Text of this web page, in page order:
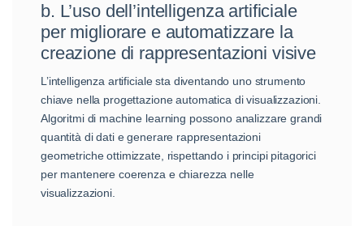
b. L’uso dell’intelligenza artificiale
per migliorare e automatizzare la
creazione di rappresentazioni visive
L’intelligenza artificiale sta diventando uno strumento
chiave nella progettazione automatica di visualizzazioni.
Algoritmi di machine learning possono analizzare grandi
quantità di dati e generare rappresentazioni
geometriche ottimizzate, rispettando i principi pitagorici
per mantenere coerenza e chiarezza nelle
visualizzazioni.